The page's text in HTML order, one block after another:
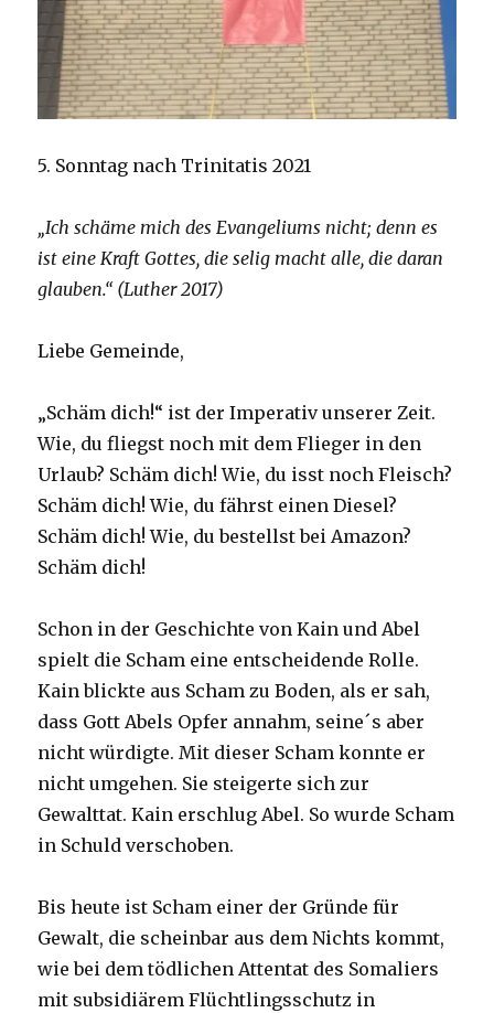
5. Sonntag nach Trinitatis 2021
„Ich schäme mich des Evangeliums nicht; denn es
ist eine Kraft Gottes, die selig macht alle, die daran
glauben.“ (Luther 2017)
Liebe Gemeinde,
„Schäm dich!“ ist der Imperativ unserer Zeit.
Wie, du fliegst noch mit dem Flieger in den
Urlaub? Schäm dich! Wie, du isst noch Fleisch?
Schäm dich! Wie, du fährst einen Diesel?
Schäm dich! Wie, du bestellst bei Amazon?
Schäm dich!
Schon in der Geschichte von Kain und Abel
spielt die Scham eine entscheidende Rolle.
Kain blickte aus Scham zu Boden, als er sah,
dass Gott Abels Opfer annahm, seine´s aber
nicht würdigte. Mit dieser Scham konnte er
nicht umgehen. Sie steigerte sich zur
Gewalttat. Kain erschlug Abel. So wurde Scham
in Schuld verschoben.
Bis heute ist Scham einer der Gründe für
Gewalt, die scheinbar aus dem Nichts kommt,
wie bei dem tödlichen Attentat des Somaliers
mit subsidiärem Flüchtlingsschutz in